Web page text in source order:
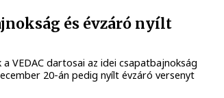
és évzáró nyílt
a VEDAC dartosai az idei csapatbajnokság
20-án pedig nyílt évzáró versenyt